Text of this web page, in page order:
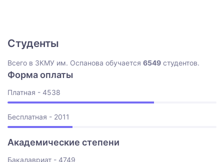
Студенты
Всего в ЗКМУ им. Оспанова обучается 6549 студентов.
Форма оплаты
Платная - 4538
Бесплатная - 2011
Академические степени
Бакалавриат - 4749